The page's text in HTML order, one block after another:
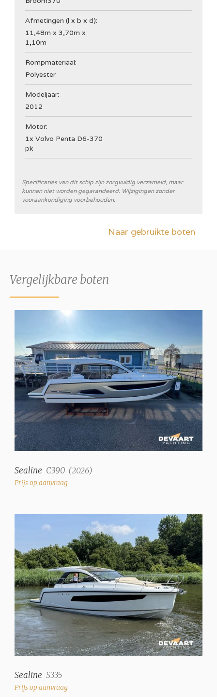
Afmetingen (l x b x d):
11,48m x 3,70m x
1,10m
Rompmateriaal:
Polyester
Modeljaar:
2012
Motor:
1x Volvo Penta D6-370
pk
Specificaties van dit schip zijn zorgvuldig verzameld, maar
kunnen niet worden gegarandeerd. Wijzigingen zonder
vooraankondiging voorbehouden.
Naar gebruikte boten
Vergelijkbare boten
Sealine C390 (2026)
Prijs op aanvraag
Sealine S335
Prijs op aanvraag